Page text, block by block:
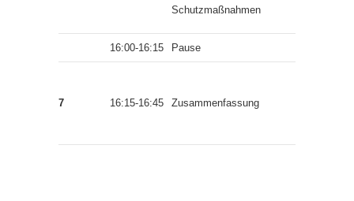
Schutzmaßnahmen
16:00-16:15 Pause
7 16:15-16:45 Zusammenfassung